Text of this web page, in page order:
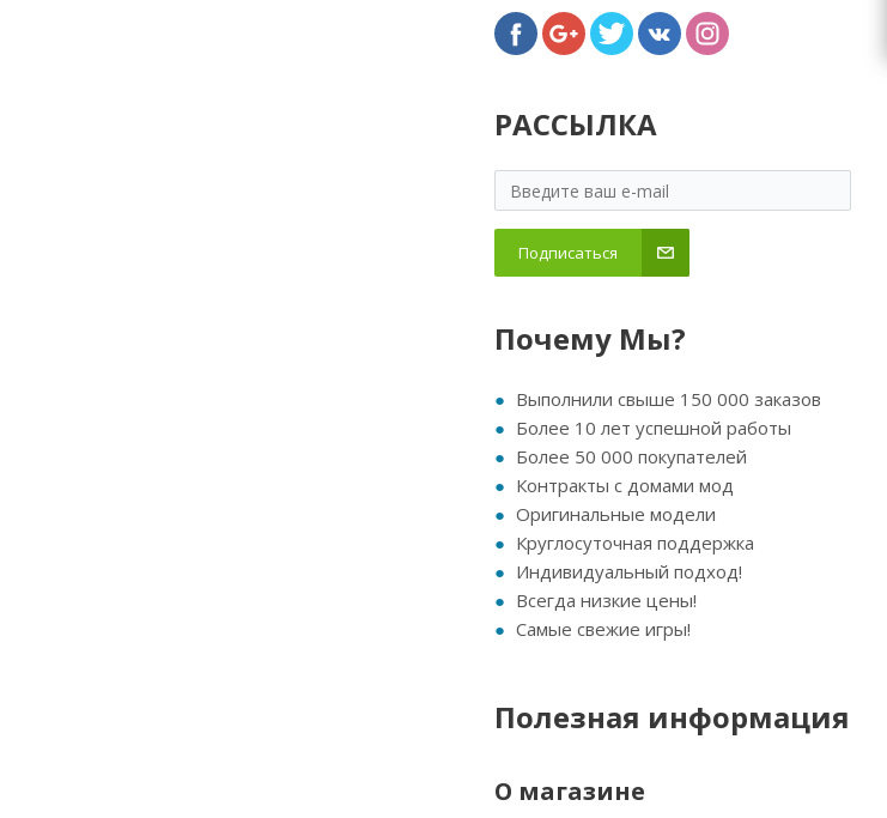
РАССЫЛКА
Подписаться
Почему Мы?
Выполнили свыше 150 000 заказов
Более 10 лет успешной работы
Более 50 000 покупателей
Контракты с домами мод
Оригинальные модели
Круглосуточная поддержка
Индивидуальный подход!
Всегда низкие цены!
Самые свежие игры!
Полезная информация
О магазине